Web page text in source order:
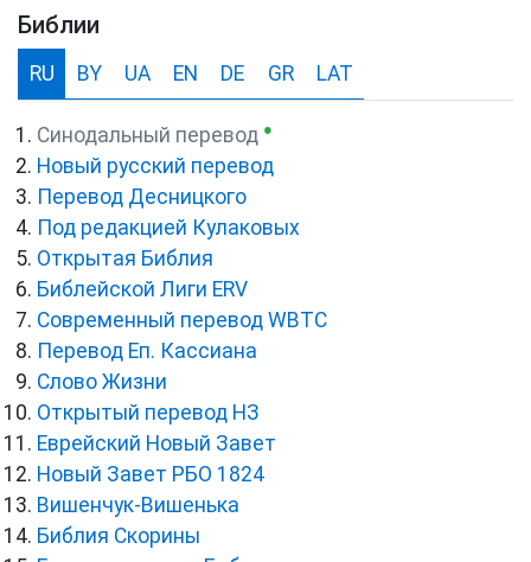
Библии
RU BY UA EN DE GR LAT
Синодальный перевод ●
Новый русский перевод
Перевод Десницкого
Под редакцией Кулаковых
Открытая Библия
Библейской Лиги ERV
Cовременный перевод WBTC
Перевод Еп. Кассиана
Слово Жизни
Открытый перевод НЗ
Еврейский Новый Завет
Новый Завет РБО 1824
Вишенчук-Вишенька
Библия Скорины